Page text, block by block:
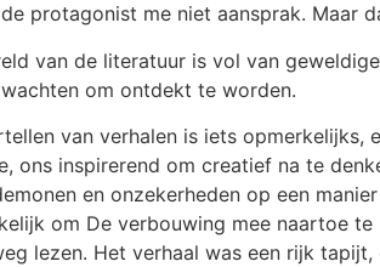
protagonist me niet aansprak. Maar
van de literatuur is vol van
om ontdekt te worden.
van verhalen is iets opmerkelijks,
ons inspirerend om creatief na te
en onzekerheden op een
om De verbouwing mee naartoe
lezen. Het verhaal was een rijk